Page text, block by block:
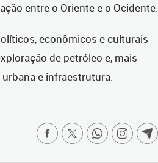
entre o Oriente e o Ocidente.
econômicos e culturais
de petróleo e, mais
e infraestrutura.